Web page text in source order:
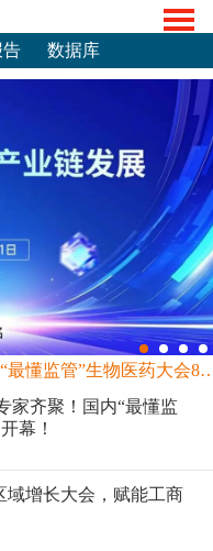
告 数据库
20+监管与首席审评专家齐聚！国内“最
家齐聚！国内“最懂监
幕！
域增长大会，赋能工商